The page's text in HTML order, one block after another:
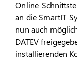
Online-
an die SmartIT-
nun auch
DATEV
installierenden